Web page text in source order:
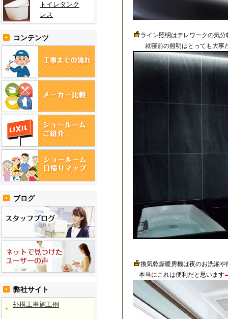
ライン照明はテレワークの気
就寝前の照明はとっても大事
換気乾燥暖房機は夜のお洗濯
本当にこれは便利だと思います
トイレタンク
レス
コンテンツ
ブログ
弊社サイト
外構工事施工例